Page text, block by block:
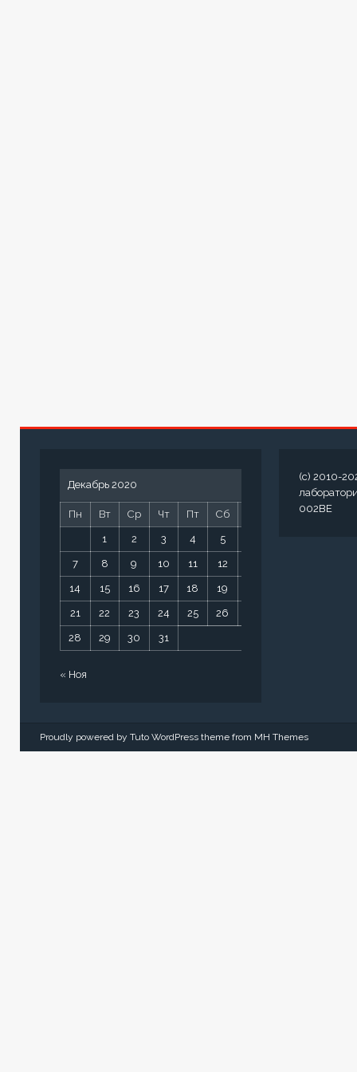
Декабрь 2020
Пн Вт Ср Чт Пт Сб
1 2 3 4 5
7 8 9 10 11 12
14 15 16 17 18 19
21 22 23 24 25 26
28 29 30 31
« Ноя
(c) 2010-
002BE
Proudly powered by Tuto WordPress theme from MH Themes